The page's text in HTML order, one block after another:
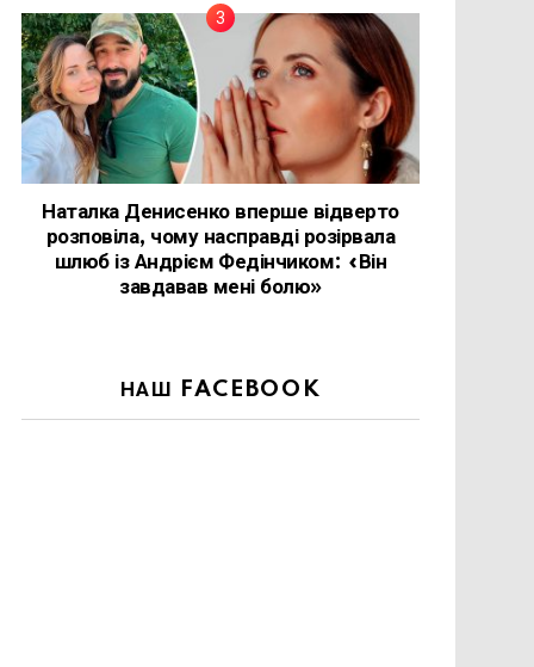
Наталка Денисенко вперше відверто
розповіла, чому насправді розірвала
шлюб із Андрієм Федінчиком: «Він
завдавав мені болю»
НАШ FACEBOOK